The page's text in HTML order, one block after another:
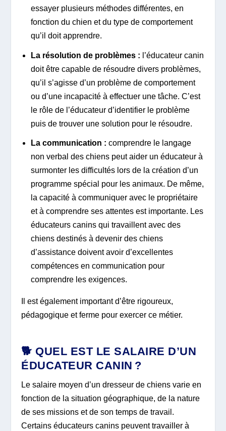
essayer plusieurs méthodes différentes, en
fonction du chien et du type de comportement
qu’il doit apprendre.
La résolution de problèmes : l’éducateur canin
doit être capable de résoudre divers problèmes,
qu’il s’agisse d’un problème de comportement
ou d’une incapacité à effectuer une tâche. C’est
le rôle de l’éducateur d’identifier le problème
puis de trouver une solution pour le résoudre.
La communication : comprendre le langage
non verbal des chiens peut aider un éducateur à
surmonter les difficultés lors de la création d’un
programme spécial pour les animaux. De même,
la capacité à communiquer avec le propriétaire
et à comprendre ses attentes est importante. Les
éducateurs canins qui travaillent avec des
chiens destinés à devenir des chiens
d’assistance doivent avoir d’excellentes
compétences en communication pour
comprendre les exigences.
Il est également important d’être rigoureux,
pédagogique et ferme pour exercer ce métier.
🐕 QUEL EST LE SALAIRE D’UN
ÉDUCATEUR CANIN ?
Le salaire moyen d’un dresseur de chiens varie en
fonction de la situation géographique, de la nature
de ses missions et de son temps de travail.
Certains éducateurs canins peuvent travailler à